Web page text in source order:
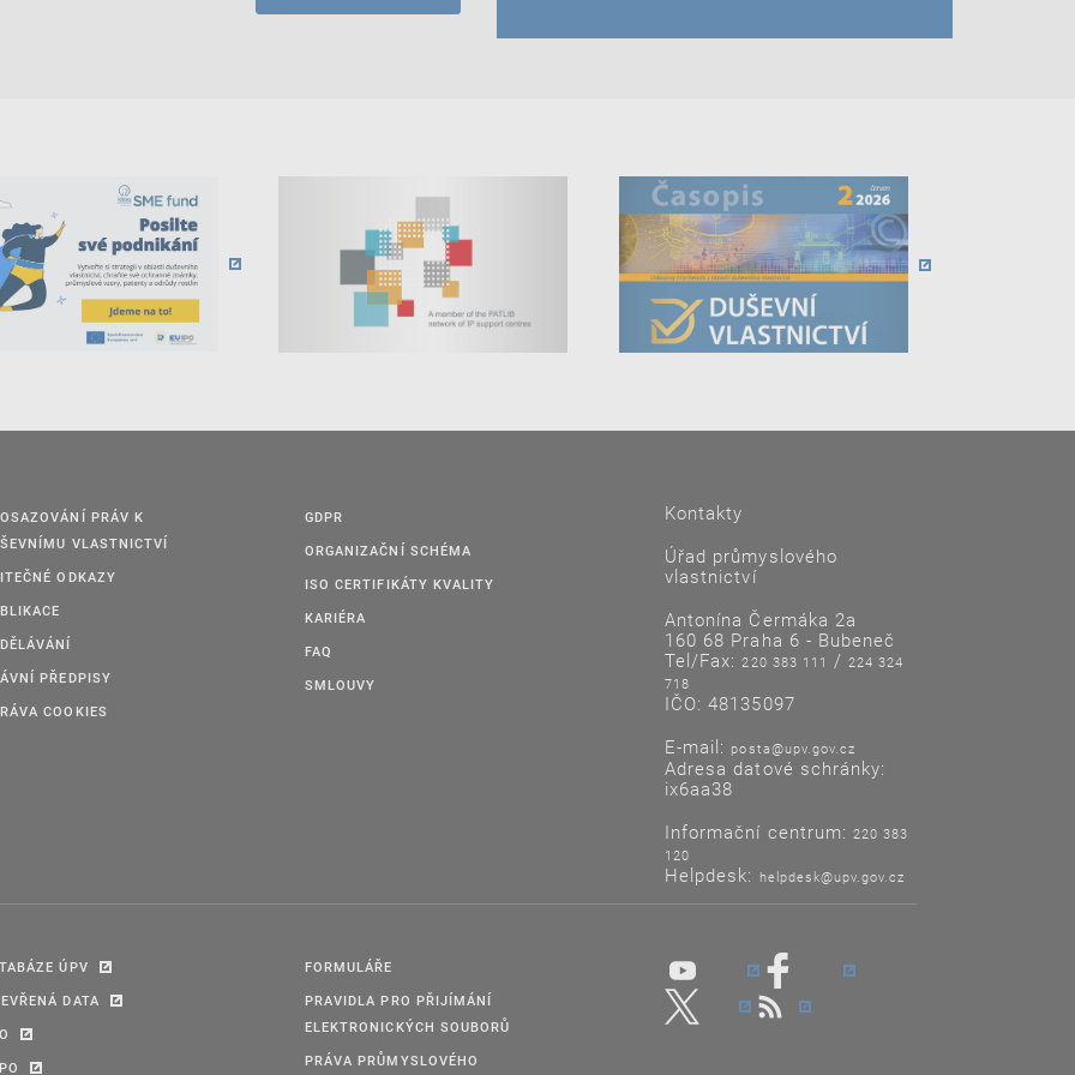
PRÁV K
VLASTNICTVÍ
ODKAZY
PŘEDPISY
COOKIES
GDPR
ORGANIZAČNÍ SCHÉMA
ISO CERTIFIKÁTY KVALITY
KARIÉRA
FAQ
SMLOUVY
Kontakty
Úřad průmyslového
vlastnictví
Antonína Čermáka 2a
160 68 Praha 6 - Bubeneč
Tel/Fax:220 383 111 /224 324
718
IČO: 48135097
E-mail: posta@upv.gov.cz
Adresa datové schránky:
ix6aa38
Informační centrum: 220 383
120
Helpdesk: helpdesk@upv.gov.cz
ÚPV
DATA
FORMULÁŘE
PRAVIDLA PRO PŘIJÍMÁNÍ
ELEKTRONICKÝCH SOUBORŮ
PRÁVA PRŮMYSLOVÉHO